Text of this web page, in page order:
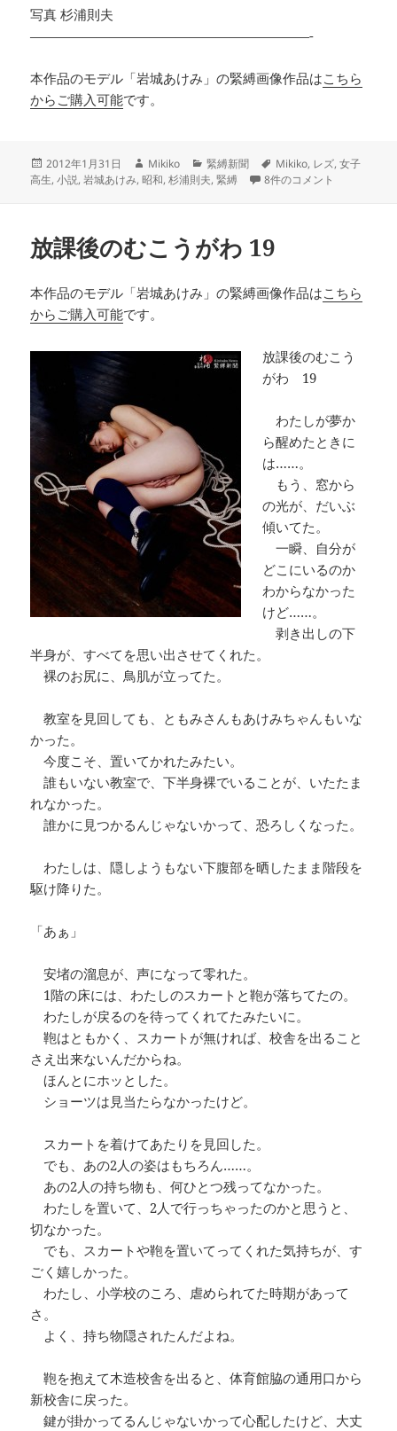
写真 杉浦則夫
—————————————————————-
本作品のモデル「岩城あけみ」の緊縛画像作品はこちら
からご購入可能です。
投
稿
2012年1月31日
作
成
Mikiko
カ
テ
緊縛新聞
タ
グ
Mikiko, レズ,女子
高生,小説,岩城あけみ,昭和,杉浦則夫,緊縛 放課後のむこうがわ 20 へ
8件のコメント
放課後のむこうがわ 19
本作品のモデル「岩城あけみ」の緊縛画像作品はこちら
からご購入可能です。
放課後のむこう
がわ 19
わたしが夢か
ら醒めたときに
は……。
もう、窓から
の光が、だいぶ
傾いてた。
一瞬、自分が
どこにいるのか
わからなかった
けど……。
剥き出しの下
半身が、すべてを思い出させてくれた。
裸のお尻に、鳥肌が立ってた。
教室を見回しても、ともみさんもあけみちゃんもいな
かった。
今度こそ、置いてかれたみたい。
誰もいない教室で、下半身裸でいることが、いたたま
れなかった。
誰かに見つかるんじゃないかって、恐ろしくなった。
わたしは、隠しようもない下腹部を晒したまま階段を
駆け降りた。
「あぁ」
安堵の溜息が、声になって零れた。
1階の床には、わたしのスカートと鞄が落ちてたの。
わたしが戻るのを待ってくれてたみたいに。
鞄はともかく、スカートが無ければ、校舎を出ること
さえ出来ないんだからね。
ほんとにホッとした。
ショーツは見当たらなかったけど。
スカートを着けてあたりを見回した。
でも、あの2人の姿はもちろん……。
あの2人の持ち物も、何ひとつ残ってなかった。
わたしを置いて、2人で行っちゃったのかと思うと、
切なかった。
でも、スカートや鞄を置いてってくれた気持ちが、す
ごく嬉しかった。
わたし、小学校のころ、虐められてた時期があって
さ。
よく、持ち物隠されたんだよね。
鞄を抱えて木造校舎を出ると、体育館脇の通用口から
新校舎に戻った。
鍵が掛かってるんじゃないかって心配したけど、大丈